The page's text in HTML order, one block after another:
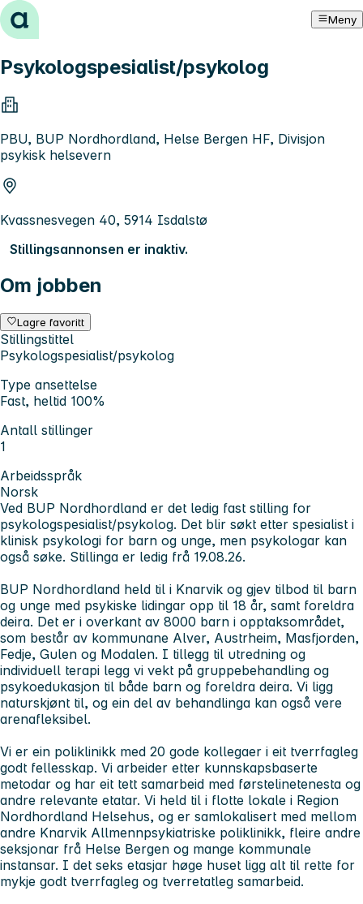
Hopp til innhold Meny
Psykologspesialist/psykolog
PBU, BUP Nordhordland, Helse Bergen HF, Divisjon
psykisk helsevern
Kvassnesvegen 40, 5914 Isdalstø
Stillingsannonsen er inaktiv.
Om jobben
Lagre favoritt
Stillingstittel
Psykologspesialist/psykolog
Type ansettelse
Fast, heltid 100%
Antall stillinger
1
Arbeidsspråk
Norsk
Ved BUP Nordhordland er det ledig fast stilling for
psykologspesialist/psykolog. Det blir søkt etter spesialist i
klinisk psykologi for barn og unge, men psykologar kan
også søke. Stillinga er ledig frå 19.08.26.
BUP Nordhordland held til i Knarvik og gjev tilbod til barn
og unge med psykiske lidingar opp til 18 år, samt foreldra
deira. Det er i overkant av 8000 barn i opptaksområdet,
som består av kommunane Alver, Austrheim, Masfjorden,
Fedje, Gulen og Modalen. I tillegg til utredning og
individuell terapi legg vi vekt på gruppebehandling og
psykoedukasjon til både barn og foreldra deira. Vi ligg
naturskjønt til, og ein del av behandlinga kan også vere
arenafleksibel.
Vi er ein poliklinikk med 20 gode kollegaer i eit tverrfagleg
godt fellesskap. Vi arbeider etter kunnskapsbaserte
metodar og har eit tett samarbeid med førstelinetenesta og
andre relevante etatar. Vi held til i flotte lokale i Region
Nordhordland Helsehus, og er samlokalisert med mellom
andre Knarvik Allmennpsykiatriske poliklinikk, fleire andre
seksjonar frå Helse Bergen og mange kommunale
instansar. I det seks etasjar høge huset ligg alt til rette for
mykje godt tverrfagleg og tverretatleg samarbeid.